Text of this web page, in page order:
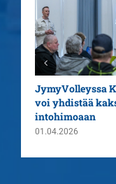
JymyVolleyssa
voi yhdistää
intohimoaan
01.04.2026